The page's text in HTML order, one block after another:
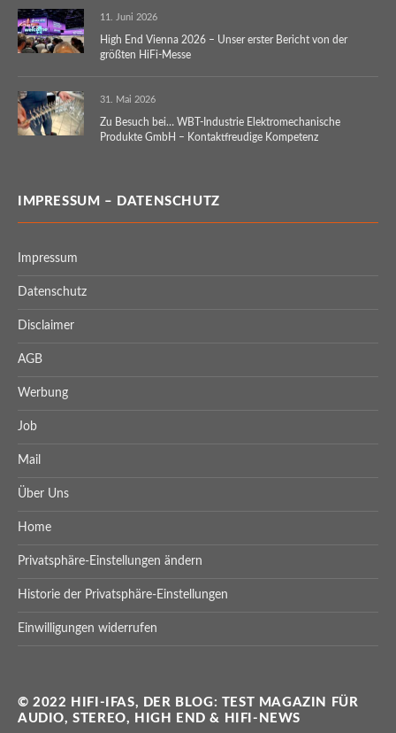
11. Juni 2026
High End Vienna 2026 – Unser erster Bericht von der
größten HiFi-Messe
31. Mai 2026
Zu Besuch bei… WBT-Industrie Elektromechanische
Produkte GmbH – Kontaktfreudige Kompetenz
IMPRESSUM – DATENSCHUTZ
Impressum
Datenschutz
Disclaimer
AGB
Werbung
Job
Mail
Über Uns
Home
Privatsphäre-Einstellungen ändern
Historie der Privatsphäre-Einstellungen
Einwilligungen widerrufen
© 2022 HIFI-IFAS, DER BLOG: TEST MAGAZIN FÜR
AUDIO, STEREO, HIGH END & HIFI-NEWS